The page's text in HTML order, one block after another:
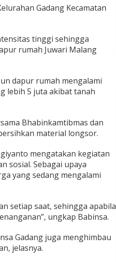
Gadang Kecamatan
tinggi sehingga
rumah Juwari Malang
dapur rumah mengalami
lebih 5 juta akibat tanah
Bhabinkamtibmas dan
material longsor.
mengatakan kegiatan
sosial. Sebagai upaya
yang sedang mengalami
setiap saat, sehingga apabila
ungkap Babinsa.
Gadang juga menghimbau
jelasnya.